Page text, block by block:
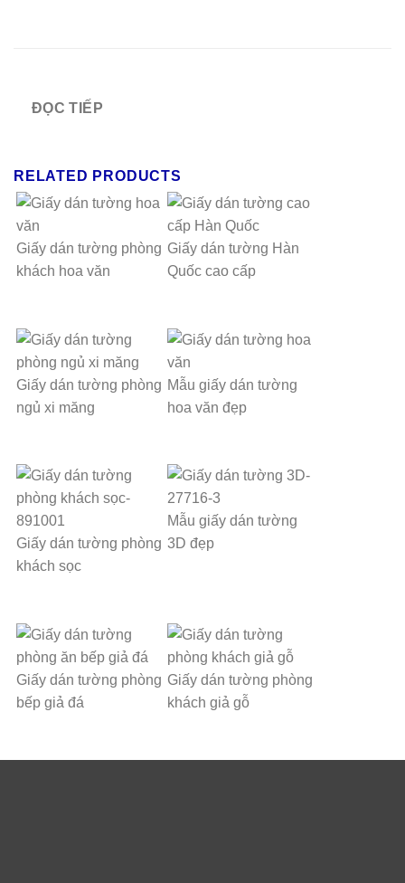
ĐỌC TIẾP
RELATED PRODUCTS
Giấy dán tường phòng
khách hoa văn
Giấy dán tường Hàn
Quốc cao cấp
Giấy dán tường phòng
ngủ xi măng
Mẫu giấy dán tường
hoa văn đẹp
Giấy dán tường phòng
khách sọc
Mẫu giấy dán tường
3D đẹp
Giấy dán tường phòng
bếp giả đá
Giấy dán tường phòng
khách giả gỗ